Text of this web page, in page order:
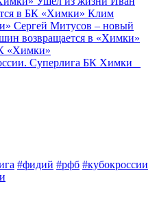
в БК «Химки» Клим
Сергей Митусов – новый
возвращается в «Химки»
«Химки»
Суперлига БК Химки
#фидий #рфб #кубокроссии